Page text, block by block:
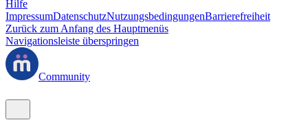
Hilfe
ImpressumDatenschutzNutzungsbedingungenBarrierefreiheit
Zurück zum Anfang des Hauptmenüs
Navigationsleiste überspringen
Community